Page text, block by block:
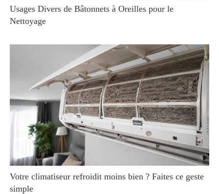
Usages Divers de Bâtonnets à Oreilles pour le
Nettoyage
Votre climatiseur refroidit moins bien ? Faites ce geste
simple